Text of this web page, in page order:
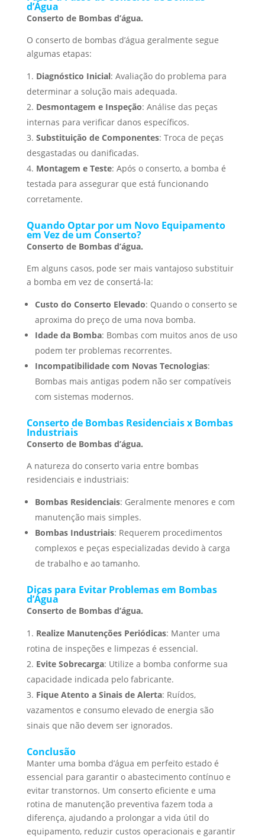
d’Água
Conserto de Bombas d’água.
O conserto de bombas d’água geralmente segue
algumas etapas:
Diagnóstico Inicial: Avaliação do problema para
determinar a solução mais adequada.
Desmontagem e Inspeção: Análise das peças
internas para verificar danos específicos.
Substituição de Componentes: Troca de peças
desgastadas ou danificadas.
Montagem e Teste: Após o conserto, a bomba é
testada para assegurar que está funcionando
corretamente.
Quando Optar por um Novo Equipamento
em Vez de um Conserto?
Conserto de Bombas d’água.
Em alguns casos, pode ser mais vantajoso substituir
a bomba em vez de consertá-la:
Custo do Conserto Elevado: Quando o conserto se
aproxima do preço de uma nova bomba.
Idade da Bomba: Bombas com muitos anos de uso
podem ter problemas recorrentes.
Incompatibilidade com Novas Tecnologias:
Bombas mais antigas podem não ser compatíveis
com sistemas modernos.
Conserto de Bombas Residenciais x Bombas
Industriais
Conserto de Bombas d’água.
A natureza do conserto varia entre bombas
residenciais e industriais:
Bombas Residenciais: Geralmente menores e com
manutenção mais simples.
Bombas Industriais: Requerem procedimentos
complexos e peças especializadas devido à carga
de trabalho e ao tamanho.
Dicas para Evitar Problemas em Bombas
d’Água
Conserto de Bombas d’água.
Realize Manutenções Periódicas: Manter uma
rotina de inspeções e limpezas é essencial.
Evite Sobrecarga: Utilize a bomba conforme sua
capacidade indicada pelo fabricante.
Fique Atento a Sinais de Alerta: Ruídos,
vazamentos e consumo elevado de energia são
sinais que não devem ser ignorados.
Conclusão
Manter uma bomba d’água em perfeito estado é
essencial para garantir o abastecimento contínuo e
evitar transtornos. Um conserto eficiente e uma
rotina de manutenção preventiva fazem toda a
diferença, ajudando a prolongar a vida útil do
equipamento, reduzir custos operacionais e garantir